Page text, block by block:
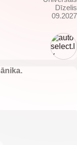
Dīzelis
09.2027